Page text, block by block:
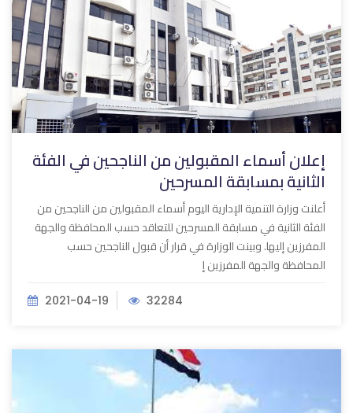
إعلان أسماء المقبولين من الناجحين في الفئة
الثانية بمسابقة المسرحين
أعلنت وزارة التنمية الإدارية اليوم أسماء المقبولين من الناجحين من
الفئة الثانية في مسابقة المسرحين للتعاقد حسب المحافظة والجهة
المفرزين إليها. وبينت الوزارة في قرار أن قبول الناجحين حسب
المحافظة والجهة المفرزين إ
2021-04-19 32284